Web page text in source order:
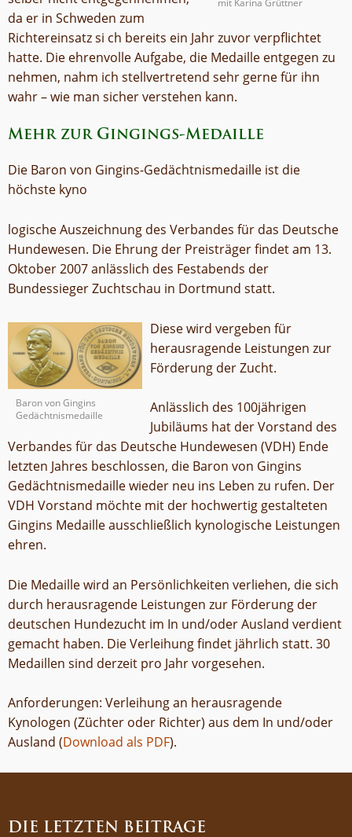
mit Karina Grüttner
da er in Schweden zum
Richtereinsatz si ch bereits ein Jahr zuvor verpflichtet
hatte. Die ehrenvolle Aufgabe, die Medaille entgegen zu
nehmen, nahm ich stellvertretend sehr gerne für ihn
wahr – wie man sicher verstehen kann.
Mehr zur Gingings-Medaille
Die Baron von Gingins-Gedächtnismedaille ist die
höchste kyno
logische Auszeichnung des Verbandes für das Deutsche
Hundewesen. Die Ehrung der Preisträger findet am 13.
Oktober 2007 anlässlich des Festabends der
Bundessieger Zuchtschau in Dortmund statt.
Baron von Gingins
Gedächtnismedaille
Diese wird vergeben für
herausragende Leistungen zur
Förderung der Zucht.
Anlässlich des 100jährigen
Jubiläums hat der Vorstand des
Verbandes für das Deutsche Hundewesen (VDH) Ende
letzten Jahres beschlossen, die Baron von Gingins
Gedächtnismedaille wieder neu ins Leben zu rufen. Der
VDH Vorstand möchte mit der hochwertig gestalteten
Gingins Medaille ausschließlich kynologische Leistungen
ehren.
Die Medaille wird an Persönlichkeiten verliehen, die sich
durch herausragende Leistungen zur Förderung der
deutschen Hundezucht im In und/oder Ausland verdient
gemacht haben. Die Verleihung findet jährlich statt. 30
Medaillen sind derzeit pro Jahr vorgesehen.
Anforderungen: Verleihung an herausragende
Kynologen (Züchter oder Richter) aus dem In und/oder
Ausland (Download als PDF).
DIE LETZTEN BEITRÄGE